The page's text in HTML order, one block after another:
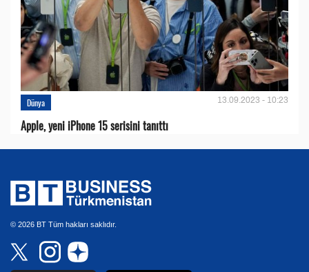
Dünya 13.09.2023 - 10:23
Apple, yeni iPhone 15 serisini tanıttı
© 2026 BT Tüm hakları saklıdır.